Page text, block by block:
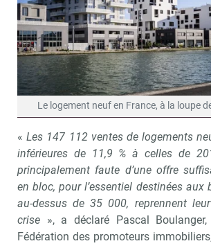
Le logement neuf en France, à la loupe
«Les 147 112 ventes de logements
inférieures de 11,9 % à celles de
principalement faute d’une offre
en bloc, pour l’essentiel destinées aux
au-dessus de 35 000, reprennent
crise », a déclaré Pascal
Fédération des promoteurs